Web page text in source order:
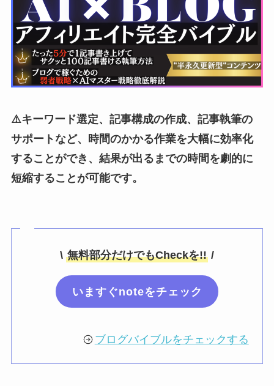
⚠️キーワード選定、記事構成の作成、記事執筆の
サポートなど、時間のかかる作業を大幅に効率化
することができ、結果が出るまでの時間を劇的に
短縮することが可能です。
\ 無料部分だけでもCheckを!! /
いますぐnoteをチェック
ブログバイブルをチェックする